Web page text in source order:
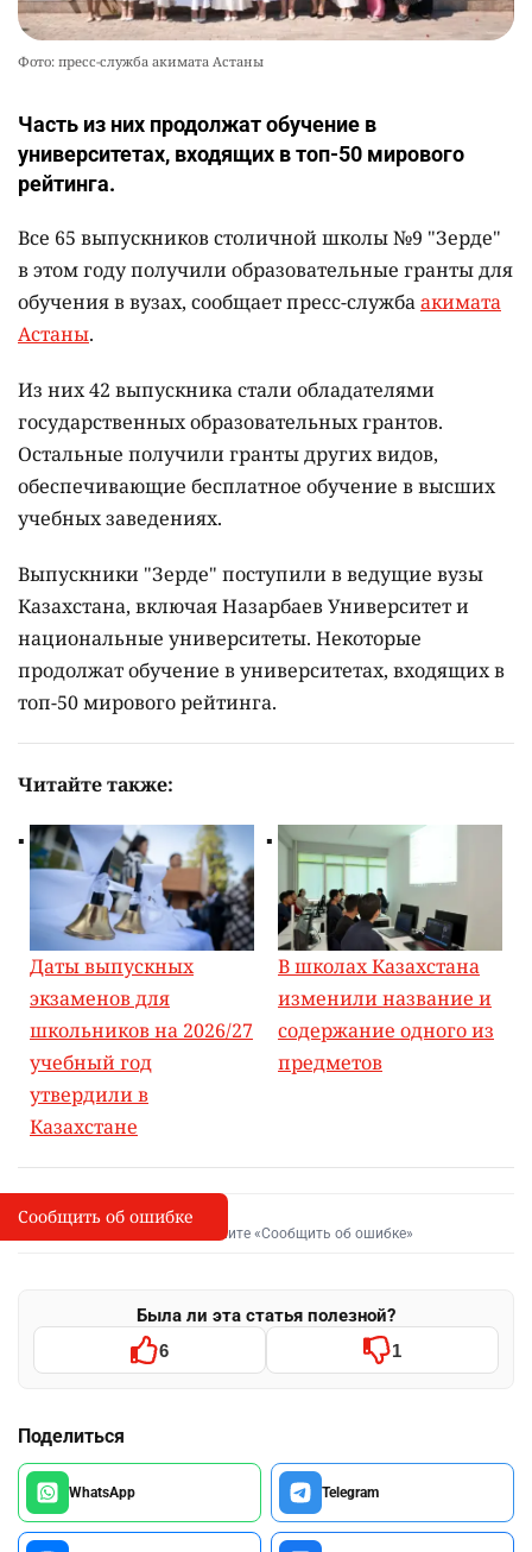
Фото: пресс-служба акимата Астаны
Часть из них продолжат обучение в
университетах, входящих в топ-50 мирового
рейтинга.
Все 65 выпускников столичной школы №9 "Зерде"
в этом году получили образовательные гранты для
обучения в вузах, сообщает пресс-службаакимата
Астаны.
Из них 42 выпускника стали обладателями
государственных образовательных грантов.
Остальные получили гранты других видов,
обеспечивающие бесплатное обучение в высших
учебных заведениях.
Выпускники "Зерде" поступили в ведущие вузы
Казахстана, включая Назарбаев Университет и
национальные университеты. Некоторые
продолжат обучение в университетах, входящих в
топ-50 мирового рейтинга.
Читайте также:
Даты выпускных
экзаменов для
школьников на 2026/27
учебный год
утвердили в
Казахстане
В школах Казахстана
изменили название и
содержание одного из
предметов
I
Сообщить об опечатке
Выделите фрагмент и нажмите «Сообщить об ошибке»
Была ли эта статья полезной?
6 1
Поделиться
WhatsApp Telegram
Сообщить об ошибке